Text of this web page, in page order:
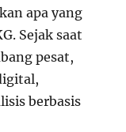
apa yang
Sejak saat
pesat,
berbasis